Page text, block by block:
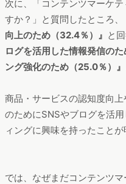
次に、「コンテンツマーケ
すか？」と質問したところ、
向上のため（32.4％）』 と
ログを活用した情報発信の
ング強化のため（25.0％）』
商品・サービスの認知度向
のためにSNSやブログを活
ィングに興味を持ったことが
では、なぜまだコンテンツ